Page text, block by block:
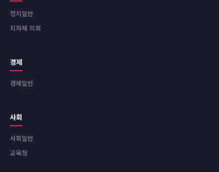
정치일반
지자체 의회
경제
경제일반
사회
사회일반
교육청